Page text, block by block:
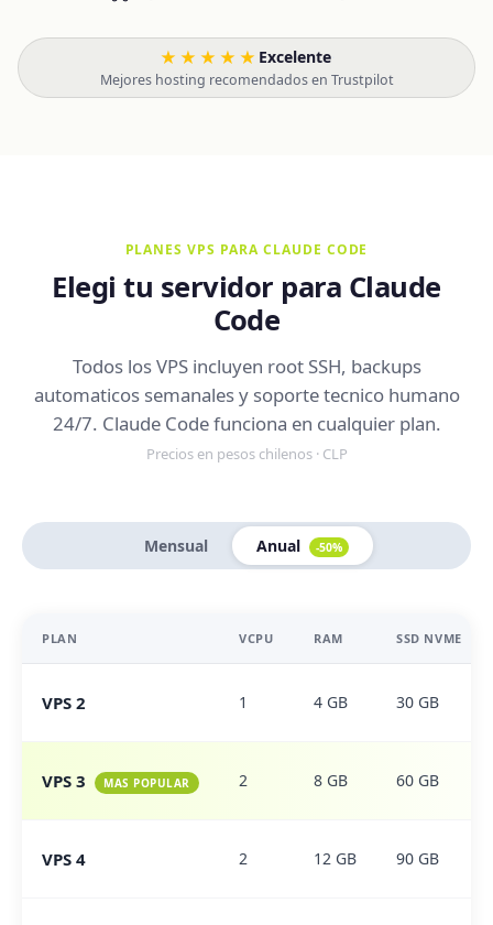
★★★★★ Excelente·
Mejores hosting recomendados en Trustpilot
PLANES VPS PARA CLAUDE CODE
Elegi tu servidor para Claude
Code
Todos los VPS incluyen root SSH, backups
automaticos semanales y soporte tecnico humano
24/7. Claude Code funciona en cualquier plan.
Precios en pesos chilenos · CLP
Mensual Anual -50%
PLAN VCPU RAM SSD NVME
VPS 2 1 4 GB 30 GB
VPS 3 MAS POPULAR 2 8 GB 60 GB
VPS 4 2 12 GB 90 GB